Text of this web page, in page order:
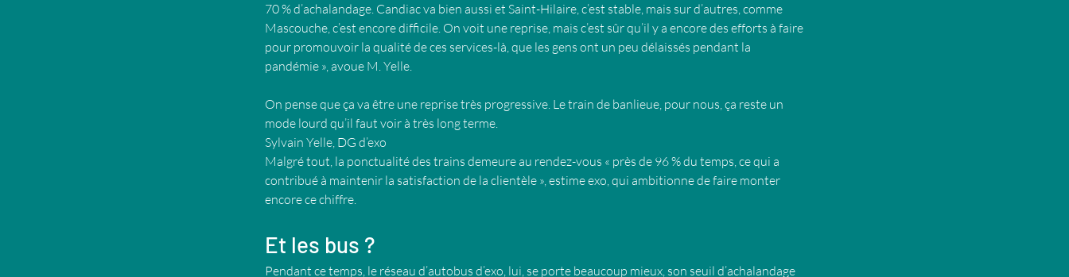
70 % d’achalandage. Candiac va bien aussi et Saint-Hilaire, c’est stable, mais sur d’autres, comme
Mascouche, c’est encore difficile. On voit une reprise, mais c’est sûr qu’il y a encore des efforts à faire
pour promouvoir la qualité de ces services-là, que les gens ont un peu délaissés pendant la
pandémie », avoue M. Yelle.
On pense que ça va être une reprise très progressive. Le train de banlieue, pour nous, ça reste un
mode lourd qu’il faut voir à très long terme.
Sylvain Yelle, DG d’exo
Malgré tout, la ponctualité des trains demeure au rendez-vous « près de 96 % du temps, ce qui a
contribué à maintenir la satisfaction de la clientèle », estime exo, qui ambitionne de faire monter
encore ce chiffre.
Et les bus ?
Pendant ce temps, le réseau d’autobus d’exo, lui, se porte beaucoup mieux, son seuil d’achalandage